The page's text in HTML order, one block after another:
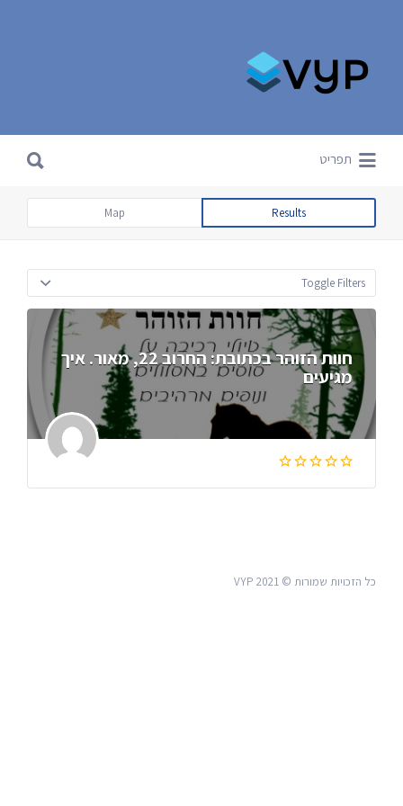
תפריט
Results
Map
Toggle Filters
חוות הזוהר בכתובת: החרוב 22, מאור. איך
מגיעים
כל הזכויות שמורות © VYP 2021